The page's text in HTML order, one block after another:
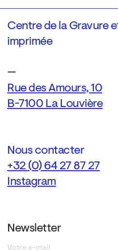
Centre de la Gravure
imprimée
—
Rue des Amours, 10
B-7100 La Louvière
Nous contacter
+32 (0) 64 27 87 27
Instagram
Newsletter